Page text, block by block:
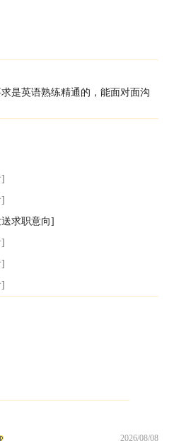
是英语熟练精通的，能面对面沟
求职意向]
2026/08/08